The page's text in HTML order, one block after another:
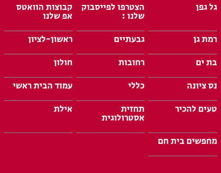
גל גפן הצטרפו לפייסבוק
שלנו :
קבוצות הוואטס
אפ שלנו
רמת גן
גבעתיים
ראשון-לציון
בת ים
רחובות
חולון
נס ציונה
כללי
עמוד הבית ראשי
טעים להכיר
תחזית
אסטרולוגית
אילת
מחפשים בית חם